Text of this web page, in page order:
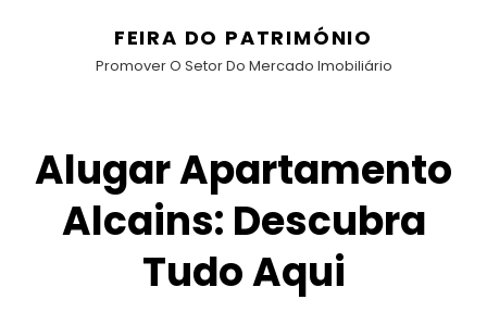
FEIRA DO PATRIMÓNIO
Promover O Setor Do Mercado Imobiliário
Alugar Apartamento
Alcains: Descubra
Tudo Aqui